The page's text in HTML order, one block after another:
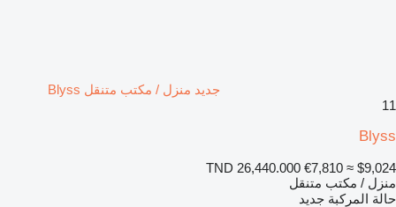
جديد منزل / مكتب متنقل Blyss
11
Blyss
TND 26,440.000 €7,810 ≈ $9,024
منزل / مكتب متنقل
حالة المركبة جديد